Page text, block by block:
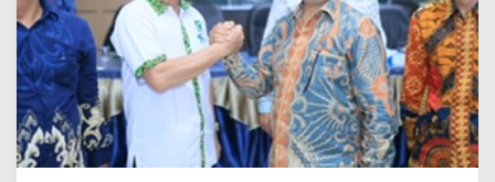
A
H
M
I
O
K
U
S
e